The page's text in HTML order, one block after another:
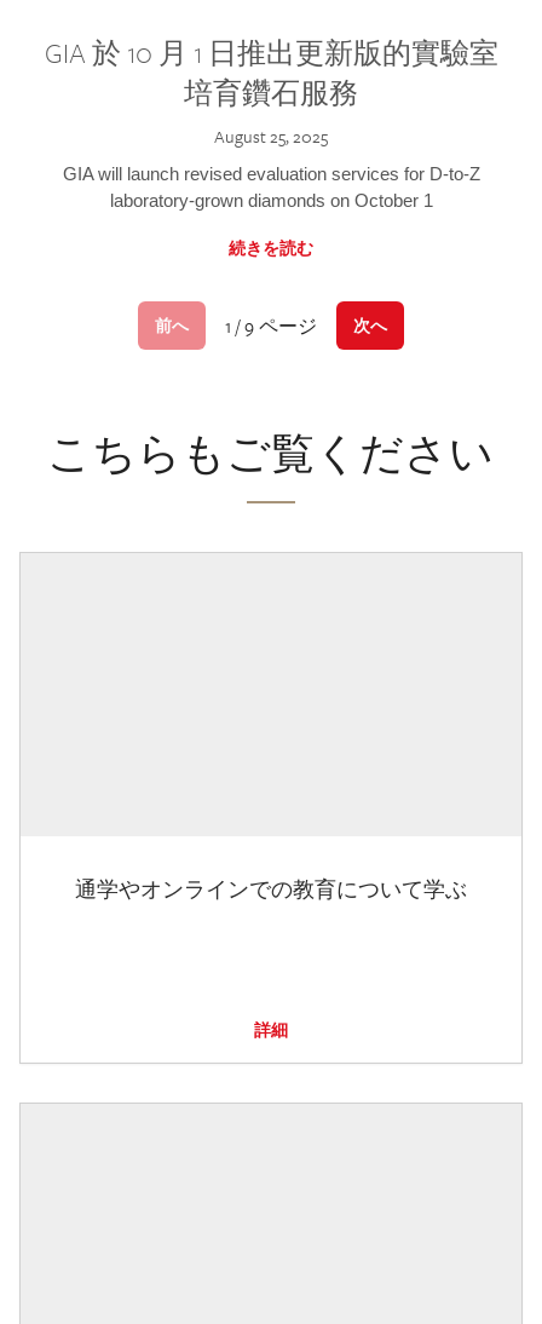
GIA 於 10 月 1 日推出更新版的實驗室
培育鑽石服務
August 25, 2025
GIA will launch revised evaluation services for D-to-Z
laboratory-grown diamonds on October 1
続きを読む
前へ 1 / 9 ページ 次へ
こちらもご覧ください
通学やオンラインでの教育について学ぶ
詳細